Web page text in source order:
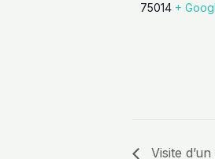
75014 +
Visite